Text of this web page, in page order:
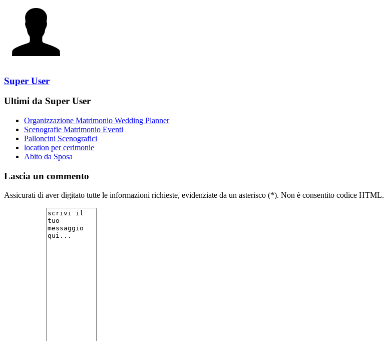
Super User
Ultimi da Super User
Organizzazione Matrimonio Wedding Planner
Scenografie Matrimonio Eventi
Palloncini Scenografici
location per cerimonie
Abito da Sposa
Lascia un commento
Assicurati di aver digitato tutte le informazioni richieste, evidenziate da un asterisco (*). Non è consentito codice HTML.